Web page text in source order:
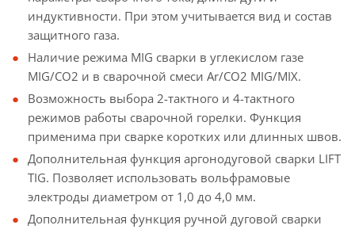
индуктивности. При этом учитывается вид и состав
защитного газа.
Наличие режима MIG сварки в углекислом газе
MIG/CO2 и в сварочной смеси Ar/СО2 MIG/MIX.
Возможность выбора 2-тактного и 4-тактного
режимов работы сварочной горелки. Функция
применима при сварке коротких или длинных швов.
Дополнительная функция аргонодуговой сварки LIFT
TIG. Позволяет использовать вольфрамовые
электроды диаметром от 1,0 до 4,0 мм.
Дополнительная функция ручной дуговой сварки